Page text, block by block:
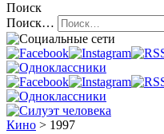
Поиск
Поиск…
Кино > 1997